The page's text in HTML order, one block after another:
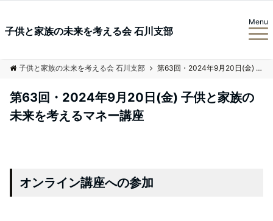
子供と家族の未来を考える会 石川支部
Menu
子供と家族の未来を考える会 石川支部 第63回・2024年9月20日(金) 子供と家族の未来を考えるマネー講座
第63回・2024年9月20日(金) 子供と家族の
未来を考えるマネー講座
オンライン講座への参加